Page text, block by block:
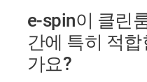
e-spin이 클린
간에 특히 적
가요?